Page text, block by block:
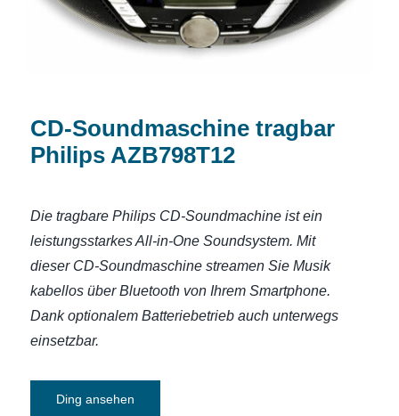
CD-Soundmaschine tragbar
Philips AZB798T12
Die tragbare Philips CD-Soundmachine ist ein
leistungsstarkes All-in-One Soundsystem. Mit
dieser CD-Soundmaschine streamen Sie Musik
kabellos über Bluetooth von Ihrem Smartphone.
Dank optionalem Batteriebetrieb auch unterwegs
einsetzbar.
Ding ansehen